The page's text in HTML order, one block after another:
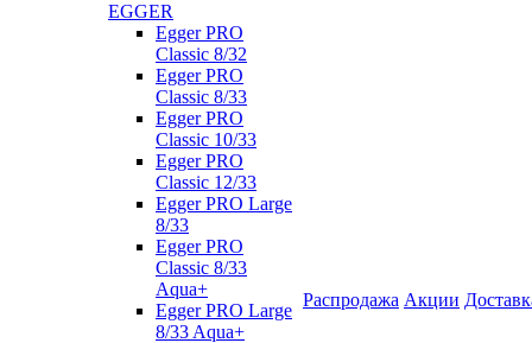
EGGER
Egger PRO
Classic 8/32
Egger PRO
Classic 8/33
Egger PRO
Classic 10/33
Egger PRO
Classic 12/33
Egger PRO Large
8/33
Egger PRO
Classic 8/33
Aqua+
Egger PRO Large
8/33 Aqua+
Распродажа Акции